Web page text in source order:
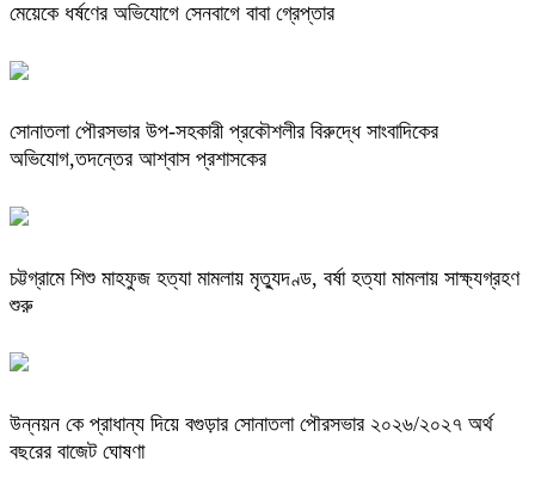
মেয়েকে ধর্ষণের অভিযোগে সেনবাগে বাবা গ্রেপ্তার
সোনাতলা পৌরসভার উপ-সহকারী প্রকৌশলীর বিরুদ্ধে সাংবাদিকের
অভিযোগ,তদন্তের আশ্বাস প্রশাসকের
চট্টগ্রামে শিশু মাহফুজ হত্যা মামলায় মৃত্যুদণ্ড, বর্ষা হত্যা মামলায় সাক্ষ্যগ্রহণ
শুরু
উন্নয়ন কে প্রাধান্য দিয়ে বগুড়ার সোনাতলা পৌরসভার ২০২৬/২০২৭ অর্থ
বছরের বাজেট ঘোষণা